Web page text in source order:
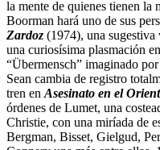
la mente de quienes tienen la
Boorman hará uno de sus
Zardoz (1974), una
una curiosísima plasmación
“Übermensch” imaginado
Sean cambia de registro
tren en Asesinato en el
órdenes de Lumet, una
Christie, con una miríada de
Bergman, Bisset, Gielgud,